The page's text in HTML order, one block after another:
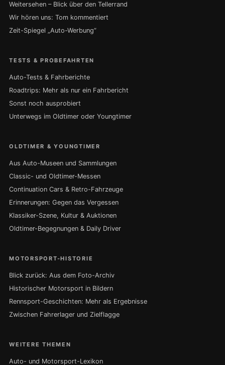
Weitersehen – Blick über den Tellerrand
Wir hören uns: Tom kommentiert
Zeit-Spiegel „Auto-Werbung“
TESTS & PROBEFAHRTEN
Auto-Tests & Fahrberichte
Roadtrips: Mehr als nur ein Fahrbericht
Sonst noch ausprobiert
Unterwegs im Oldtimer oder Youngtimer
OLDTIMER & YOUNGTIMER
Aus Auto-Museen und Sammlungen
Classic- und Oldtimer-Messen
Continuation Cars & Retro-Fahrzeuge
Erinnerungen: Gegen das Vergessen
Klassiker-Szene, Kultur & Auktionen
Oldtimer-Begegnungen & Daily Driver
MOTORSPORT-HISTORIE
Blick zurück: Aus dem Foto-Archiv
Historischer Motorsport in Bildern
Rennsport-Geschichten: Mehr als Ergebnisse
Zwischen Fahrerlager und Zielflagge
WEITERE THEMEN
Auto- und Motorsport-Lexikon